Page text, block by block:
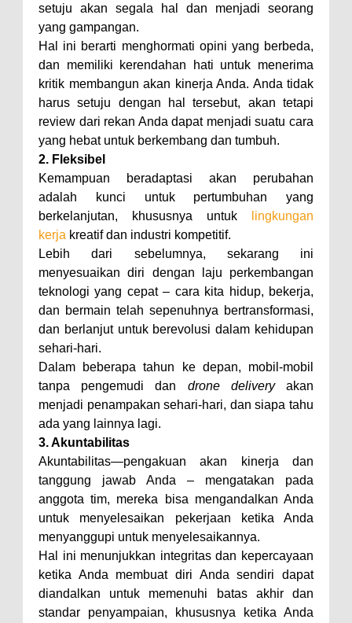
setuju akan segala hal dan menjadi seorang
yang gampangan.
Hal ini berarti menghormati opini yang berbeda,
dan memiliki kerendahan hati untuk menerima
kritik membangun akan kinerja Anda. Anda tidak
harus setuju dengan hal tersebut, akan tetapi
review dari rekan Anda dapat menjadi suatu cara
yang hebat untuk berkembang dan tumbuh.
2. Fleksibel
Kemampuan beradaptasi akan perubahan
adalah kunci untuk pertumbuhan yang
berkelanjutan, khususnya untuk lingkungan
kerja kreatif dan industri kompetitif.
Lebih dari sebelumnya, sekarang ini
menyesuaikan diri dengan laju perkembangan
teknologi yang cepat – cara kita hidup, bekerja,
dan bermain telah sepenuhnya bertransformasi,
dan berlanjut untuk berevolusi dalam kehidupan
sehari-hari.
Dalam beberapa tahun ke depan, mobil-mobil
tanpa pengemudi dan drone deliveryakan
menjadi penampakan sehari-hari, dan siapa tahu
ada yang lainnya lagi.
3. Akuntabilitas
Akuntabilitas—pengakuan akan kinerja dan
tanggung jawab Anda – mengatakan pada
anggota tim, mereka bisa mengandalkan Anda
untuk menyelesaikan pekerjaan ketika Anda
menyanggupi untuk menyelesaikannya.
Hal ini menunjukkan integritas dan kepercayaan
ketika Anda membuat diri Anda sendiri dapat
diandalkan untuk memenuhi batas akhir dan
standar penyampaian, khususnya ketika Anda